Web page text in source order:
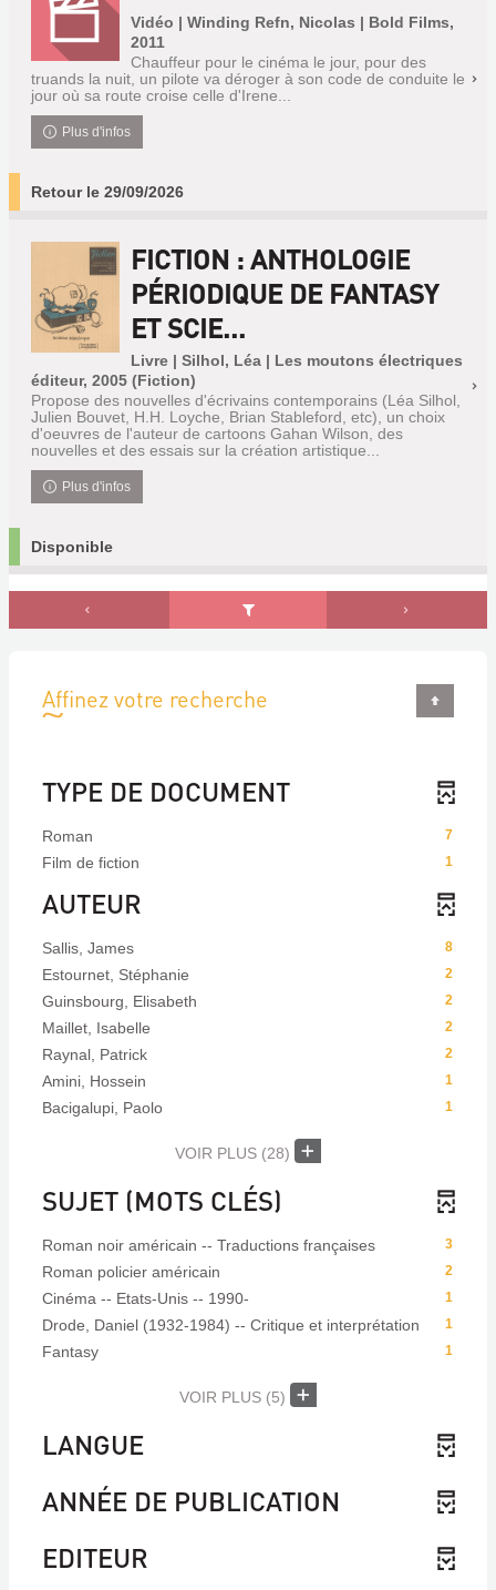
Vidéo | Winding Refn, Nicolas | Bold Films,
2011
Chauffeur pour le cinéma le jour, pour des
truands la nuit, un pilote va déroger à son code de conduite le
jour où sa route croise celle d'Irene...
Plus d'infos
Retour le 29/09/2026
FICTION : ANTHOLOGIE
PÉRIODIQUE DE FANTASY
ET SCIE...
Livre | Silhol, Léa | Les moutons électriques
éditeur, 2005 (Fiction)
Propose des nouvelles d'écrivains contemporains (Léa Silhol,
Julien Bouvet, H.H. Loyche, Brian Stableford, etc), un choix
d'oeuvres de l'auteur de cartoons Gahan Wilson, des
nouvelles et des essais sur la création artistique...
Plus d'infos
Disponible
Affinez votre recherche
TYPE DE DOCUMENT
7
Roman
1
Film de fiction
AUTEUR
8
Sallis, James
2
Estournet, Stéphanie
2
Guinsbourg, Elisabeth
2
Maillet, Isabelle
2
Raynal, Patrick
1
Amini, Hossein
1
Bacigalupi, Paolo
VOIR PLUS (28)
SUJET (MOTS CLÉS)
3
Roman noir américain -- Traductions françaises
2
Roman policier américain
1
Cinéma -- Etats-Unis -- 1990-
1
Drode, Daniel (1932-1984) -- Critique et interprétation
1
Fantasy
VOIR PLUS (5)
LANGUE
ANNÉE DE PUBLICATION
EDITEUR